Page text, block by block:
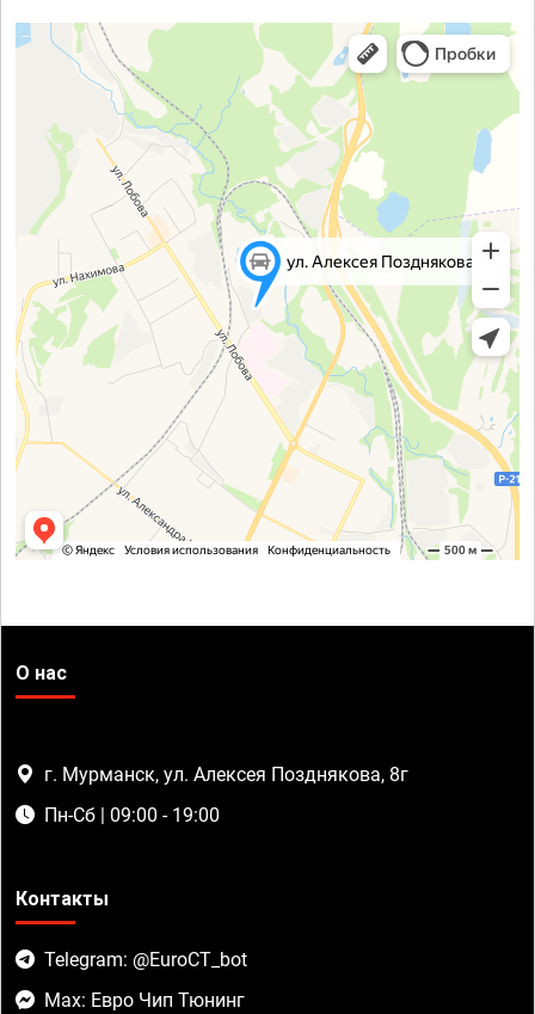
О нас
г. Мурманск, ул. Алексея Позднякова, 8г
Пн-Сб | 09:00 - 19:00
Контакты
Telegram: @EuroCT_bot
Max: Евро Чип Тюнинг